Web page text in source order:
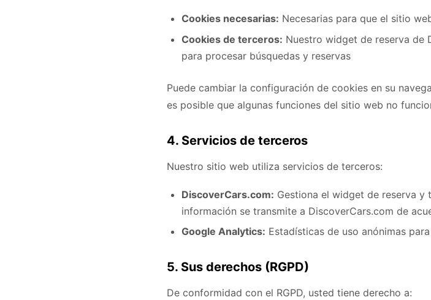
Cookies necesarias: Necesarias para que el sitio
Cookies de terceros: Nuestro widget de reserva de
para procesar búsquedas y reservas
Puede cambiar la configuración de cookies en su
es posible que algunas funciones del sitio web no
4. Servicios de terceros
Nuestro sitio web utiliza servicios de terceros:
DiscoverCars.com: Gestiona el widget de reserva y
información se transmite a DiscoverCars.com de
Google Analytics: Estadísticas de uso anónimas
5. Sus derechos (RGPD)
De conformidad con el RGPD, usted tiene derecho a: